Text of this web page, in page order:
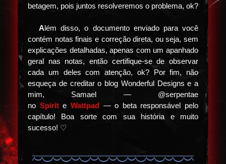
betagem, pois juntos resolveremos o problema, ok?
A lém disso, o documento enviado para você
contém notas finais e correção direta, ou seja, sem
explicações detalhadas, apenas com um apanhado
geral nas notas, então certifique-se de observar
cada um deles com atenção, ok? Por fim, não
esqueça de creditar o blog Wonderful Designs e a
mim, Samael — @serpentae
no Spirite Wattpad
— o beta responsável pelo
capítulo! Boa sorte com sua história e muito
sucesso! ♡